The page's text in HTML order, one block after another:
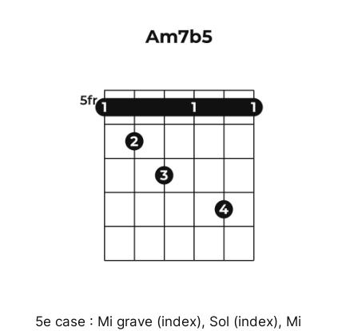
5e case : Mi grave (index), Sol (index), Mi